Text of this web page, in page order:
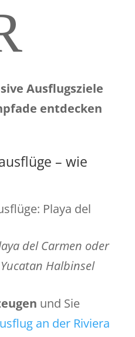
Ausflugsziele
entdecken
– wie
del Carmen oder
Halbinsel
und Sie
an der Riviera